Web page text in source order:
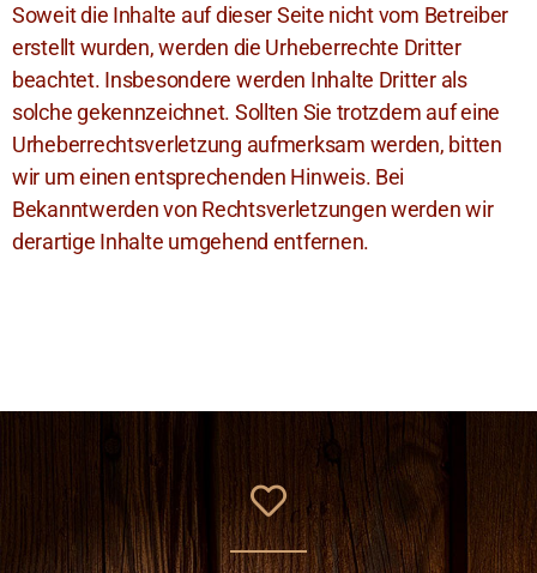
Soweit die Inhalte auf dieser Seite nicht vom Betreiber
erstellt wurden, werden die Urheberrechte Dritter
beachtet. Insbesondere werden Inhalte Dritter als
solche gekennzeichnet. Sollten Sie trotzdem auf eine
Urheberrechtsverletzung aufmerksam werden, bitten
wir um einen entsprechenden Hinweis. Bei
Bekanntwerden von Rechtsverletzungen werden wir
derartige Inhalte umgehend entfernen.